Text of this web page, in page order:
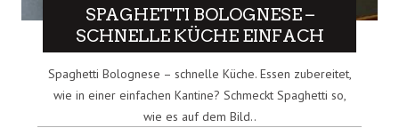
SPAGHETTI BOLOGNESE –
SCHNELLE KÜCHE EINFACH
Spaghetti Bolognese – schnelle Küche. Essen zubereitet,
wie in einer einfachen Kantine? Schmeckt Spaghetti so,
wie es auf dem Bild..